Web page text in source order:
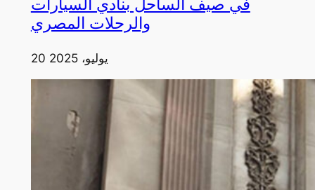
في صيف الساحل بنادي السيارات
والرحلات المصري
20 يوليو، 2025